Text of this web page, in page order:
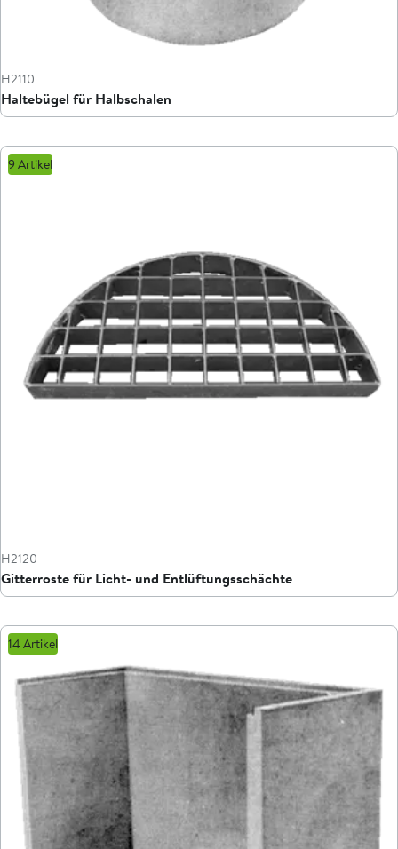
H2110
Haltebügel für Halbschalen
9 Artikel
H2120
Gitterroste für Licht- und Entlüftungsschächte
14 Artikel